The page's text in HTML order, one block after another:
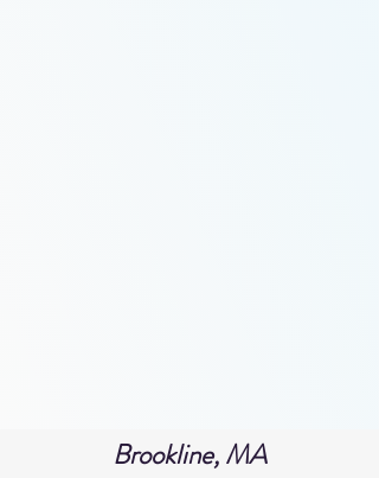
Brookline, MA